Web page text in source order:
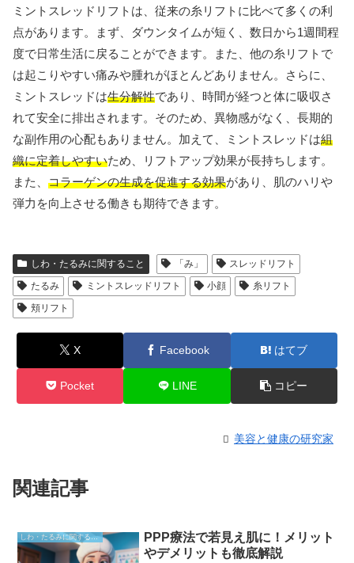
ミントスレッドリフトは、従来の糸リフトに比べて多くの利
点があります。まず、ダウンタイムが短く、数日から1週間程
度で日常生活に戻ることができます。また、他の糸リフトで
は起こりやすい痛みや腫れがほとんどありません。さらに、
ミントスレッドは生分解性であり、時間が経つと体に吸収さ
れて安全に排出されます。そのため、異物感がなく、長期的
な副作用の心配もありません。加えて、ミントスレッドは組
織に定着しやすいため、リフトアップ効果が長持ちします。
また、 コラーゲンの生成を促進する効果があり、肌のハリや
弾力を向上させる働きも期待できます。
しわ・たるみに関すること 「み」
スレッドリフト
たるみ
ミントスレッドリフト 小顔
糸リフト
頬リフト
X Facebook はてブ
Pocket LINE コピー
美容と健康の研究家
関連記事
しわ・たるみに関すること
PPP療法で若見え肌に！メリット
やデメリットも徹底解説